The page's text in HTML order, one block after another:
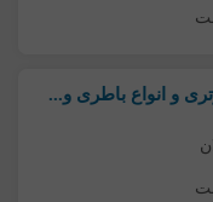
و انواع باطری و...